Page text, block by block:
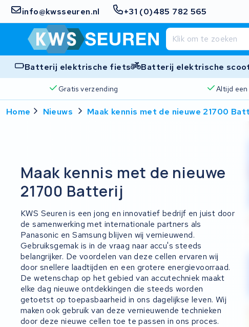
info@kwsseuren.nl +31 (0)485 782 565
Batterij elektrische fiets Batterij elektrische
Gratis verzending Altijd een
Home Nieuws Maak kennis met de nieuwe 21700
Maak kennis met de nieuwe
21700 Batterij
KWS Seuren is een jong en innovatief bedrijf en juist door
de samenwerking met internationale partners als
Panasonic en Samsung blijven wij vernieuwend.
Gebruiksgemak is in de vraag naar accu's steeds
belangrijker. De voordelen van deze cellen ervaren wij
door snellere laadtijden en een grotere energievoorraad.
De wetenschap op het gebied van accutechniek maakt
elke dag nieuwe ontdekkingen die steeds worden
getoetst op toepasbaarheid in ons dagelijkse leven. Wij
maken ook gebruik van deze vernieuwende technieken
door deze nieuwe cellen toe te passen in ons proces.